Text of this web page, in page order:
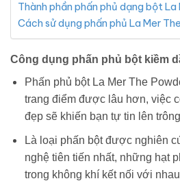
Thành phần phấn phủ dạng bột
Cách sử dụng phấn phủ La Mer
Công dụng phấn phủ bột kiềm
Phấn phủ bột La Mer The
trang điểm được lâu hơn, việc
đẹp sẽ khiến bạn tự tin lên
Là loại phấn bột được nghiên
nghệ tiên tiến nhất, những hạt
trong không khí kết nối với